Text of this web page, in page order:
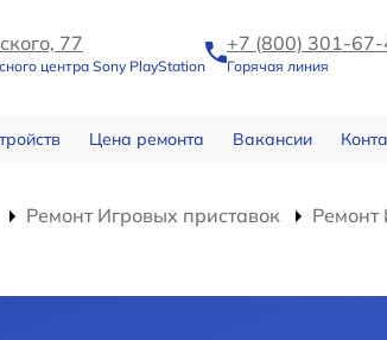
77
центра Sony PlayStation
+7 (800) 301-
Горячая линия
Цена ремонта Вакансии
Ремонт Игровых приставок
Ремонт